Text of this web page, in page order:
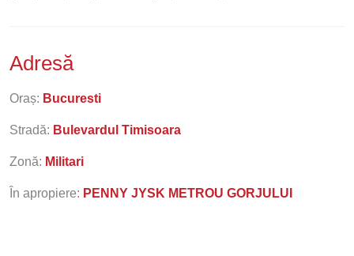
Adresă
Oraș: Bucuresti
Stradă: Bulevardul Timisoara
Zonă: Militari
În apropiere: PENNY JYSK METROU GORJULUI